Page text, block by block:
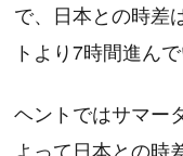
で、日本との時差
トより7時間進んで
ヘントではサマー
よって日本との時